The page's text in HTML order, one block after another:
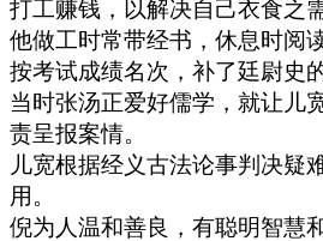
打工赚钱，以解决自己衣食之需
他做工时常带经书，休息时阅
按考试成绩名次，补了廷尉史
当时张汤正爱好儒学，就让儿
责呈报案情。
儿宽根据经义古法论事判决疑
用。
倪为人温和善良，有聪明智慧